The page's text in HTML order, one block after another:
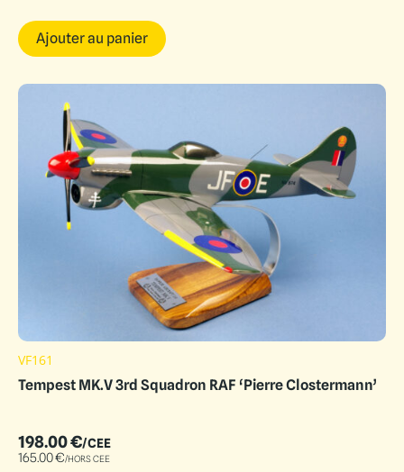
Ajouter au panier
VF161
Tempest MK.V 3rd Squadron RAF ‘Pierre Clostermann’
198.00€/CEE
165.00€/HORS CEE